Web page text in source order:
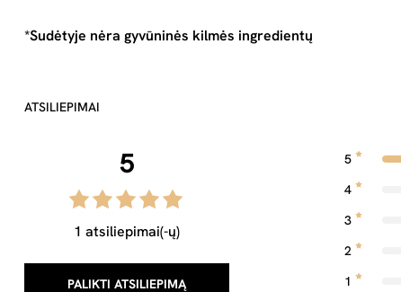
*Sudėtyje nėra gyvūninės kilmės ingredientų
ATSILIEPIMAI
5
1 atsiliepimai(-ų)
PALIKTI ATSILIEPIMĄ
5
4
3
2
1